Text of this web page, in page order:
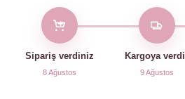
Sipariş verdiniz
8 Ağustos
Kargoya
9 Ağustos